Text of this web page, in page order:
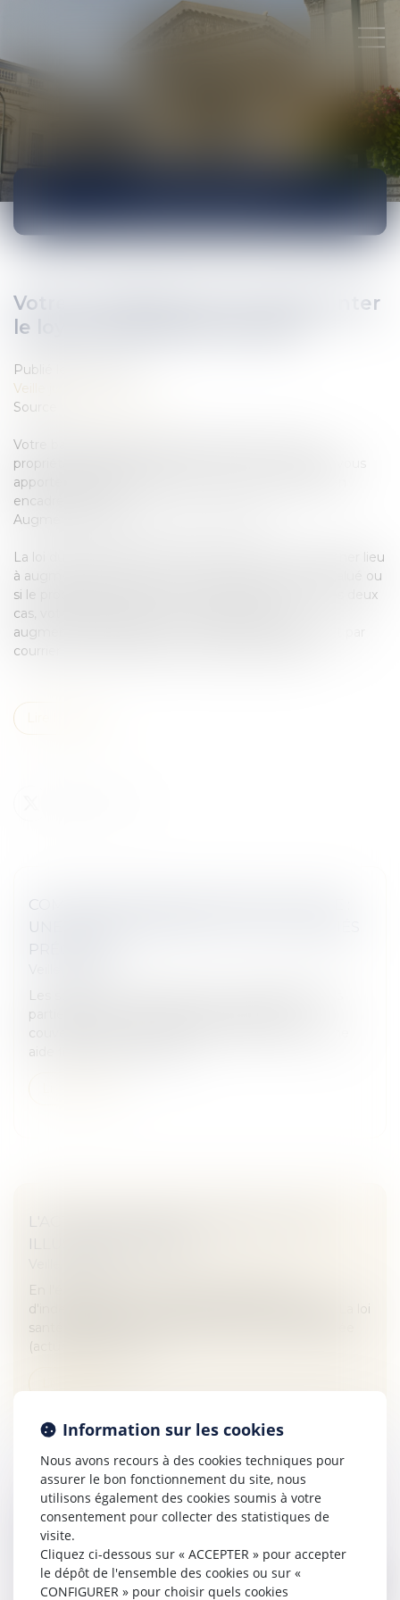
Votre propriétaire peut-il augmenter
le loyer à l'échéance du bail ?
Publié le :
Veille juridique
Source :
Votre bail d'habitation arrive à son terme et votre
propriétaire souhaite augmenter le loyer ? SeLoger vous
apporte quelques précisions sur cette procédure bien
encadrée par la loi.
Augmentation du loyer : à quel moment ?
La loi du 6 juillet 1989 est claire : le loyer ne peut donner lieu
à augmentation que s’il est manifestement sous-évalué ou
si le propriétaire a effectué certains travaux. Dans ces deux
cas, votre propriétaire peut vous proposer une
augmentation de loyer six mois avant la fin du bail et par
courrier recommandé avec accusé de réception....
COMPLÉMENTAIRE SANTÉ OBLIGATOIRE :
UNE AIDE FINANCIÈRE POUR LES SALARIÉS
PRÉCAIRES
Les salariés en contrat très court ou à faible temps
partiel peuvent être dispensés d’adhérer à la
couverture santé de l’entreprise et bénéficier d’une
aide financière pour acqu...
L'ACTION DE GROUPE « SANTÉ » : UNE
ILLUSION D'OPTIQUE ?
En l'état actuel des choses, la meilleure voie
d'indemnisation et la plus rapide reste individuelle.La loi
santé, adoptée le 17 décembre 2015 par l'Assemblée
(actuellement devan...
QUAND LE DROIT À LA VIE FAMILIALE FAIT
REMPART AUX RÈGLES D'URBANISME -
CAISSE DES DÉPÔTS
Veille juridique
Information sur les cookies
Nous avons recours à des cookies techniques pour
assurer le bon fonctionnement du site, nous
utilisons également des cookies soumis à votre
consentement pour collecter des statistiques de
visite.
Cliquez ci-dessous sur « ACCEPTER » pour accepter
le dépôt de l'ensemble des cookies ou sur «
CONFIGURER » pour choisir quels cookies